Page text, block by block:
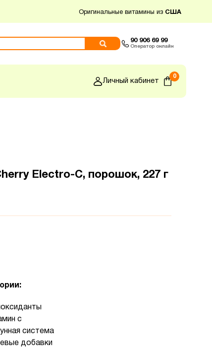
Оригинальные витамины из США
90 906 69 99
Оператор онлайн
Личный кабинет
0
Electro-C, порошок, 227 г
с
система
добавки